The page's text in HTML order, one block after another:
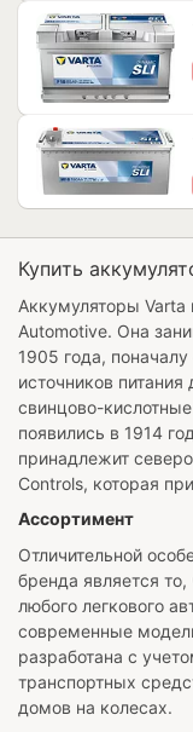
Купить
Аккумуляторы Varta
Automotive. Она
1905 года,
источников
свинцово-
появились в 1914
принадлежит
Controls, которая
Ассортимент
Отличительной
бренда является
любого легкового
современные
разработана с
транспортных
домов на колесах.